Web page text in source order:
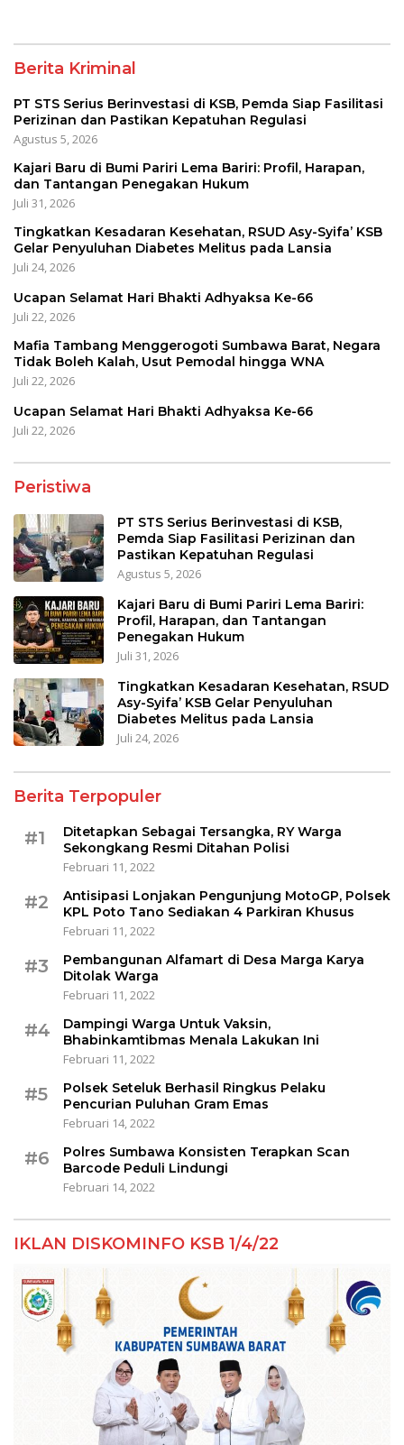
Berita Kriminal
PT STS Serius Berinvestasi di KSB, Pemda Siap Fasilitasi
Perizinan dan Pastikan Kepatuhan Regulasi
Agustus 5, 2026
Kajari Baru di Bumi Pariri Lema Bariri: Profil, Harapan,
dan Tantangan Penegakan Hukum
Juli 31, 2026
Tingkatkan Kesadaran Kesehatan, RSUD Asy-Syifa’ KSB
Gelar Penyuluhan Diabetes Melitus pada Lansia
Juli 24, 2026
Ucapan Selamat Hari Bhakti Adhyaksa Ke-66
Juli 22, 2026
Mafia Tambang Menggerogoti Sumbawa Barat, Negara
Tidak Boleh Kalah, Usut Pemodal hingga WNA
Juli 22, 2026
Ucapan Selamat Hari Bhakti Adhyaksa Ke-66
Juli 22, 2026
Peristiwa
PT STS Serius Berinvestasi di KSB,
Pemda Siap Fasilitasi Perizinan dan
Pastikan Kepatuhan Regulasi
Agustus 5, 2026
Kajari Baru di Bumi Pariri Lema Bariri:
Profil, Harapan, dan Tantangan
Penegakan Hukum
Juli 31, 2026
Tingkatkan Kesadaran Kesehatan, RSUD
Asy-Syifa’ KSB Gelar Penyuluhan
Diabetes Melitus pada Lansia
Juli 24, 2026
Berita Terpopuler
#1
Ditetapkan Sebagai Tersangka, RY Warga
Sekongkang Resmi Ditahan Polisi
Februari 11, 2022
#2
Antisipasi Lonjakan Pengunjung MotoGP, Polsek
KPL Poto Tano Sediakan 4 Parkiran Khusus
Februari 11, 2022
#3
Pembangunan Alfamart di Desa Marga Karya
Ditolak Warga
Februari 11, 2022
#4
Dampingi Warga Untuk Vaksin,
Bhabinkamtibmas Menala Lakukan Ini
Februari 11, 2022
#5
Polsek Seteluk Berhasil Ringkus Pelaku
Pencurian Puluhan Gram Emas
Februari 14, 2022
#6
Polres Sumbawa Konsisten Terapkan Scan
Barcode Peduli Lindungi
Februari 14, 2022
IKLAN DISKOMINFO KSB 1/4/22